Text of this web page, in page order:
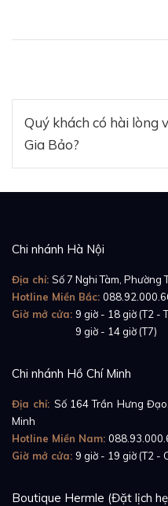
Quý khách có hài lòng
Gia Bảo?
Chi nhánh Hà Nội
Địa chỉ: Số 7 Nghi Tàm, Phường
Hotline Miền Bắc:
Giờ mở cửa: 9 giờ - 18 giờ (T2 -
9 giờ - 14 giờ (T7)
Chi nhánh Hồ Chí Minh
Địa chỉ: Số 164 Trần Hưng
Minh
Hotline Miền Nam:
Giờ mở cửa: 9 giờ - 19 giờ (T2 -
Boutique Hermle (Đặt lịch